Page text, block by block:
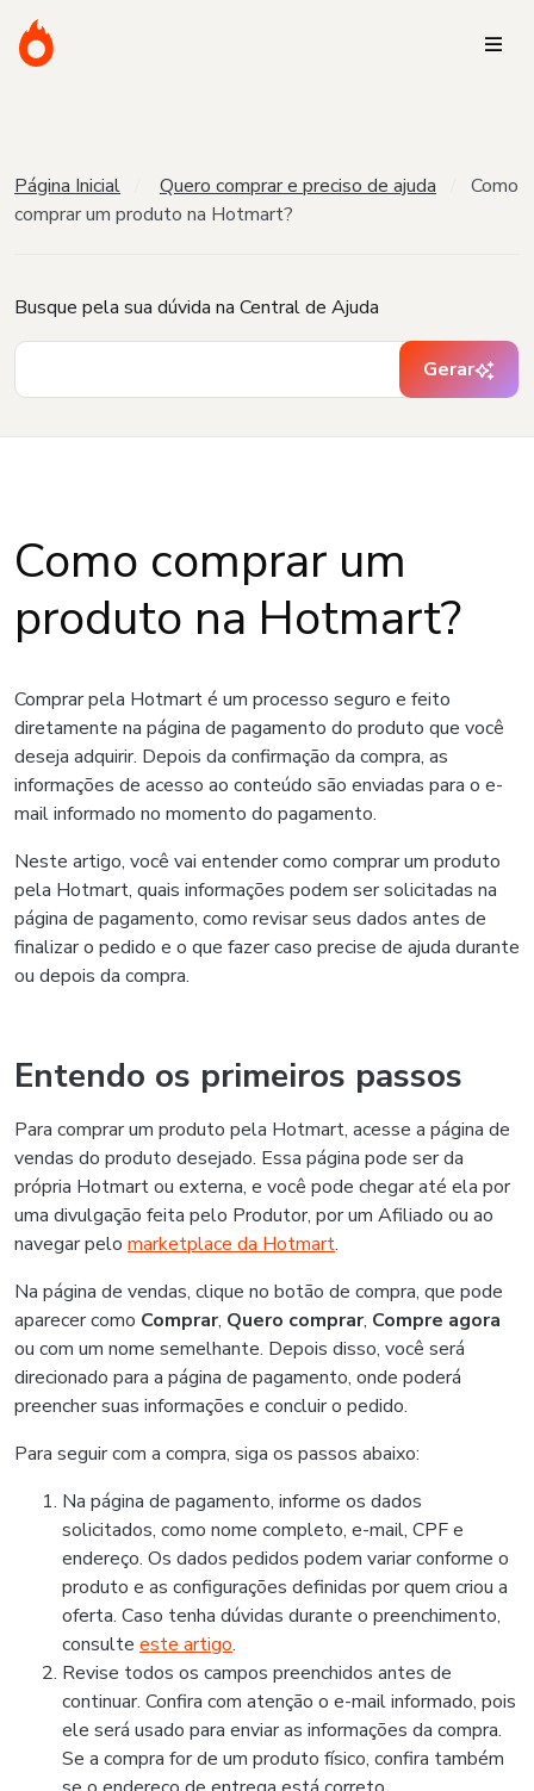
Página Inicial Quero comprar e preciso de ajuda
Como
comprar um produto na Hotmart?
Busque pela sua dúvida na Central de Ajuda
Gerar
Como comprar um
produto na Hotmart?
Comprar pela Hotmart é um processo seguro e feito
diretamente na página de pagamento do produto que você
deseja adquirir. Depois da confirmação da compra, as
informações de acesso ao conteúdo são enviadas para o e-
mail informado no momento do pagamento.
Neste artigo, você vai entender como comprar um produto
pela Hotmart, quais informações podem ser solicitadas na
página de pagamento, como revisar seus dados antes de
finalizar o pedido e o que fazer caso precise de ajuda durante
ou depois da compra.
Entendo os primeiros passos
Para comprar um produto pela Hotmart, acesse a página de
vendas do produto desejado. Essa página pode ser da
própria Hotmart ou externa, e você pode chegar até ela por
uma divulgação feita pelo Produtor, por um Afiliado ou ao
navegar pelo marketplace da Hotmart.
Na página de vendas, clique no botão de compra, que pode
aparecer como Comprar, Quero comprar, Compre agora
ou com um nome semelhante. Depois disso, você será
direcionado para a página de pagamento, onde poderá
preencher suas informações e concluir o pedido.
Para seguir com a compra, siga os passos abaixo:
Na página de pagamento, informe os dados
solicitados, como nome completo, e-mail, CPF e
endereço. Os dados pedidos podem variar conforme o
produto e as configurações definidas por quem criou a
oferta. Caso tenha dúvidas durante o preenchimento,
consulte este artigo.
Revise todos os campos preenchidos antes de
continuar. Confira com atenção o e-mail informado, pois
ele será usado para enviar as informações da compra.
Se a compra for de um produto físico, confira também